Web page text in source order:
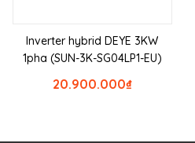
Inverter hybrid DEYE 3KW
1pha (SUN-3K-SG04LP1-EU)
₫
20.900.000